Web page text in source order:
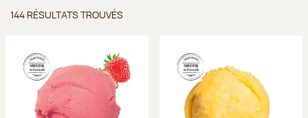
144 RÉSULTATS TROUVÉS